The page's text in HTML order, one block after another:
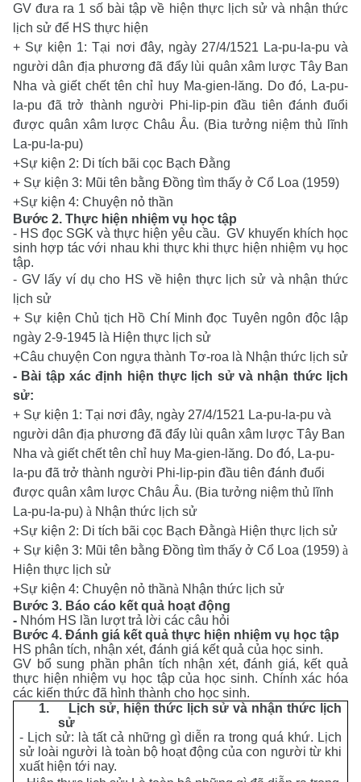
GV đưa ra 1 số bài tập về hiện thực lịch sử và nhận thức
lịch sử để HS thực hiện
+ Sự kiện 1: Tại nơi đây, ngày 27/4/1521 La-pu-la-pu và
người dân địa phương đã đẩy lùi quân xâm lược Tây Ban
Nha và giết chết tên chỉ huy Ma-gien-lăng. Do đó, La-pu-
la-pu đã trở thành người Phi-lip-pin đầu tiên đánh đuổi
được quân xâm lược Châu Âu. (Bia tưởng niệm thủ lĩnh
La-pu-la-pu)
+Sự kiện 2: Di tích bãi cọc Bạch Đằng
+ Sự kiện 3: Mũi tên bằng Đồng tìm thấy ở Cổ Loa (1959)
+Sự kiện 4: Chuyện nỏ thần
Bước 2. Thực hiện nhiệm vụ học tập
- HS đọc SGK và thực hiện yêu cầu. GV khuyến khích học
sinh hợp tác với nhau khi thực khi thực hiện nhiệm vụ học
tập.
- GV lấy ví dụ cho HS về hiện thực lịch sử và nhận thức
lịch sử
+ Sự kiệnChủ tịch Hồ Chí Minh đọc Tuyên ngôn độc lập
ngày 2-9-1945 là Hiện thực lịch sử
+Câu chuyện Con ngựa thành Tơ-roa là Nhận thức lịch sử
- Bài tập xác định hiện thực lịch sử và nhận thức lịch
sử:
+ Sự kiện 1: Tại nơi đây, ngày 27/4/1521 La-pu-la-pu và
người dân địa phương đã đẩy lùi quân xâm lược Tây Ban
Nha và giết chết tên chỉ huy Ma-gien-lăng. Do đó, La-pu-
la-pu đã trở thành người Phi-lip-pin đầu tiên đánh đuổi
được quân xâm lược Châu Âu. (Bia tưởng niệm thủ lĩnh
La-pu-la-pu) à Nhận thức lịch sử
+Sự kiện 2: Di tích bãi cọc Bạch Đằngà Hiện thực lịch sử
+ Sự kiện 3: Mũi tên bằng Đồng tìm thấy ở Cổ Loa (1959) à
Hiện thực lịch sử
+Sự kiện 4: Chuyện nỏ thầnà Nhận thức lịch sử
Bước 3. Báo cáo kết quả hoạt động
- Nhóm HS lần lượt trả lời các câu hỏi
Bước 4. Đánh giá kết quả thực hiện nhiệm vụ học tập
HS phân tích, nhận xét, đánh giá kết quả của học sinh.
GV bổ sung phần phân tích nhận xét, đánh giá, kết quả
thực hiện nhiệm vụ học tập của học sinh. Chính xác hóa
các kiến thức đã hình thành cho học sinh.
1.
Lịch sử, hiện thức lịch sử và nhận thức lịch
sử
- Lịch sử: là tất cả những gì diễn ra trong quá khứ. Lịch
sử loài người là toàn bộ hoạt động của con người từ khi
xuất hiện tới nay.